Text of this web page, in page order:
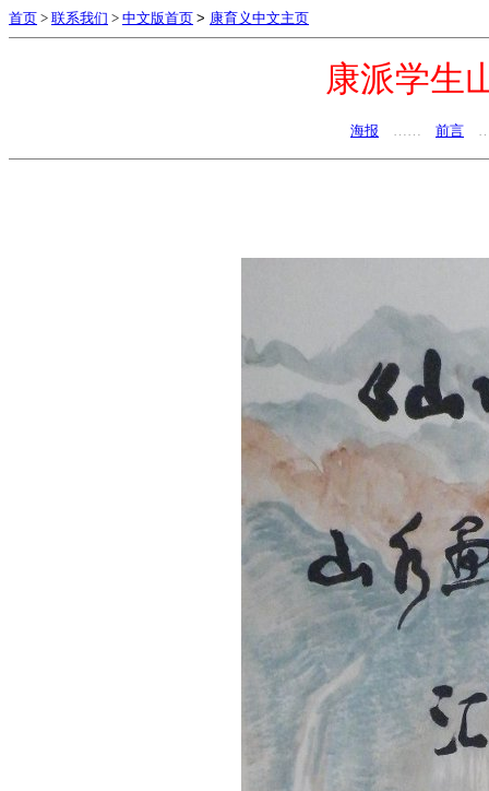
首页 > 联系我们 > 中文版首页 > 康育义中文主页
康派学生
海报 …… 前言